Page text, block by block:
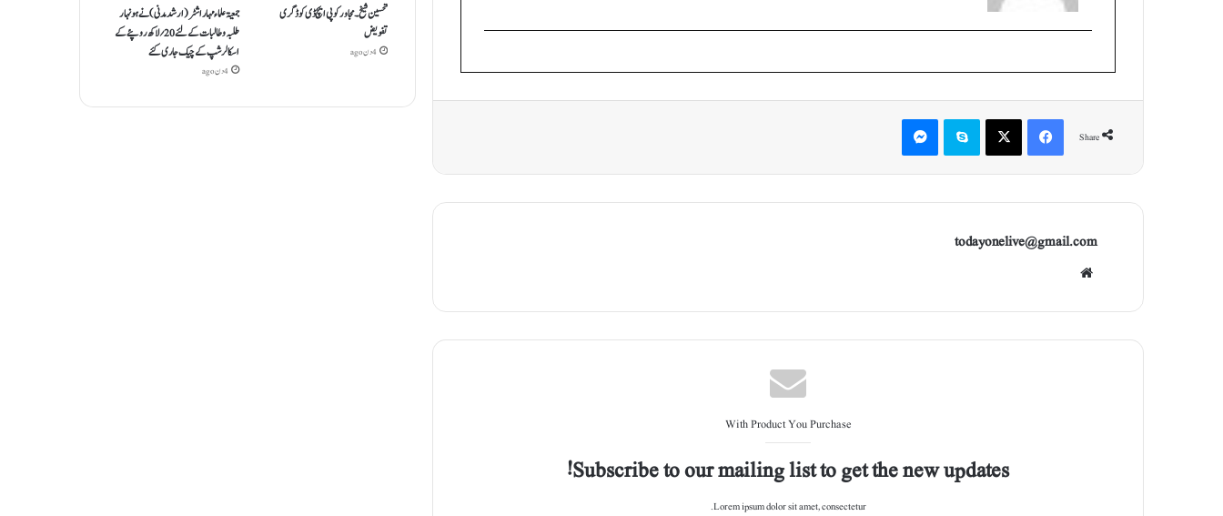
Share
X
todayonelive@gmail.com
With Product You Purchase
Subscribe to our mailing list to get the new updates!
Lorem ipsum dolor sit amet, consectetur.
تحسین شیخ۔ مجاور کو پی ایچ ڈی کو ڈگری
تفویض
4 دن ago
جمعیۃعلماء مہاراشٹر (ارشد مدنی)نے ہونہار
طلبہ و طالبات کے لئے20؍ لاکھ روپئے کے
اسکالرشپ کے چیک جاری کئے
4 دن ago